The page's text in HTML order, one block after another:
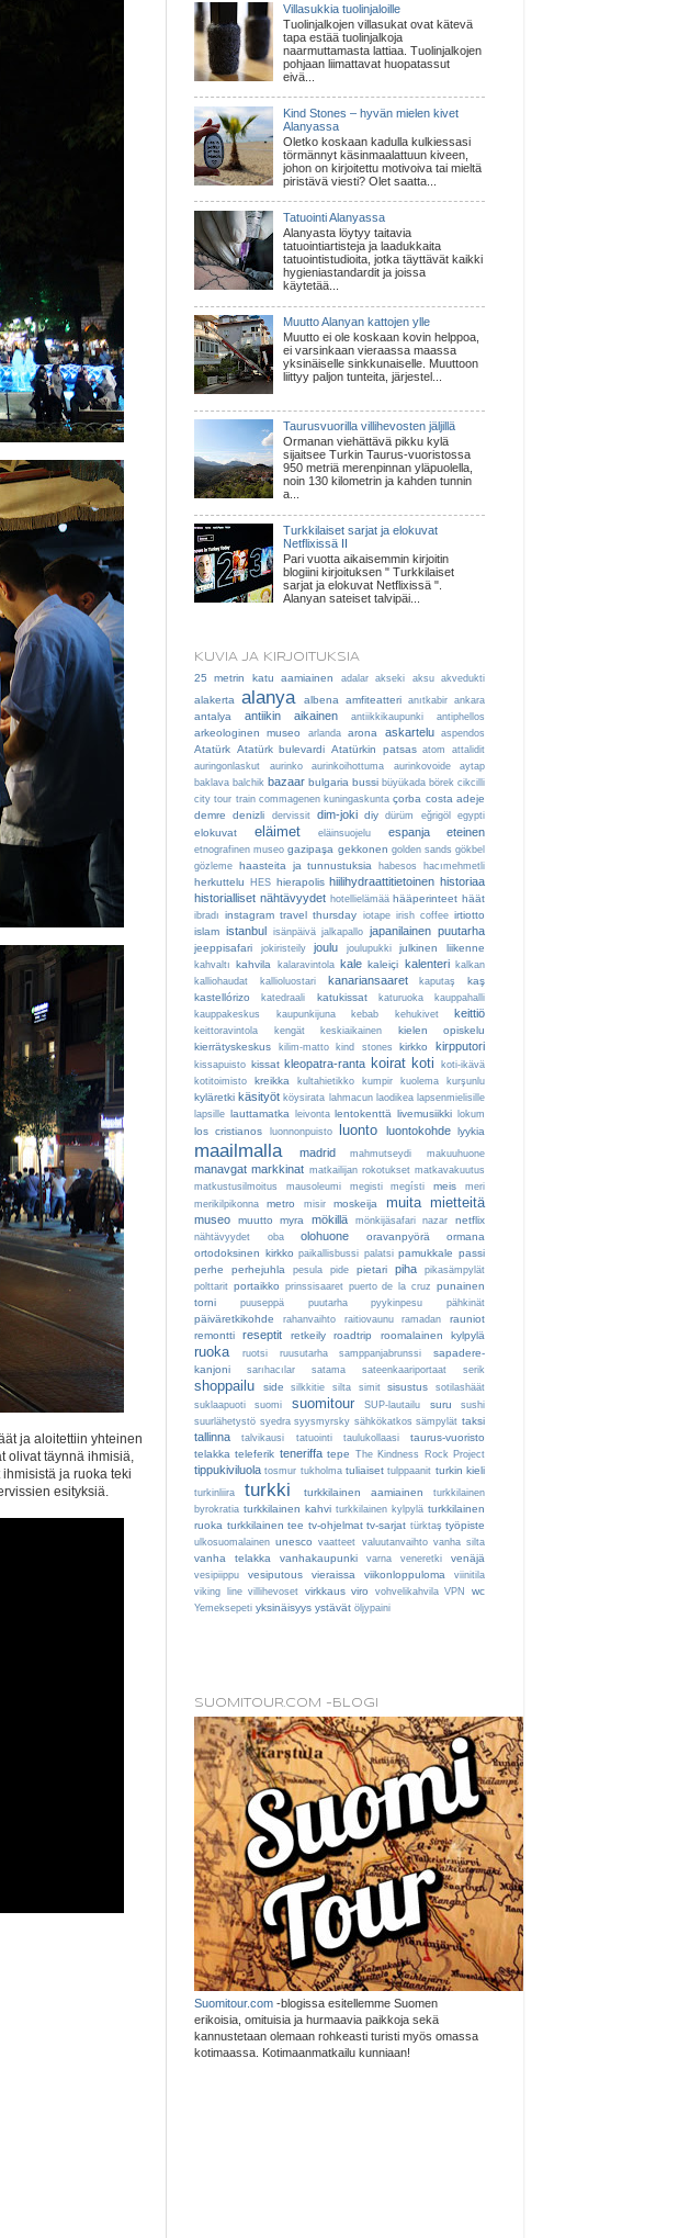
ja aloitettiin yhteinen
olivat täynnä ihmisiä,
ja ruoka teki
esityksiä.
Villasukkia tuolinjaloille
Tuolinjalkojen villasukat ovat kätevä
tapa estää tuolinjalkoja
naarmuttamasta lattiaa. Tuolinjalkojen
pohjaan liimattavat huopatassut
eivä...
Kind Stones – hyvän mielen kivet
Alanyassa
Oletko koskaan kadulla kulkiessasi
törmännyt käsinmaalattuun kiveen,
johon on kirjoitettu motivoiva tai mieltä
piristävä viesti? Olet saatta...
Tatuointi Alanyassa
Alanyasta löytyy taitavia
tatuointiartisteja ja laadukkaita
tatuointistudioita, jotka täyttävät kaikki
hygieniastandardit ja joissa
käytetää...
Muutto Alanyan kattojen ylle
Muutto ei ole koskaan kovin helppoa,
ei varsinkaan vieraassa maassa
yksinäiselle sinkkunaiselle. Muuttoon
liittyy paljon tunteita, järjestel...
Taurusvuorilla villihevosten jäljillä
Ormanan viehättävä pikku kylä
sijaitsee Turkin Taurus-vuoristossa
950 metriä merenpinnan yläpuolella,
noin 130 kilometrin ja kahden tunnin
a...
Turkkilaiset sarjat ja elokuvat
Netflixissä II
Pari vuotta aikaisemmin kirjoitin
blogiini kirjoituksen " Turkkilaiset
sarjat ja elokuvat Netflixissä ".
Alanyan sateiset talvipäi...
KUVIA JA KIRJOITUKSIA
25 metrin katu aamiainen adalar akseki aksu akvedukti
alakerta alanya albena amfiteatteri anıtkabir ankara
antalya antiikin aikainen antiikkikaupunki antiphellos
arkeologinen museo arlanda arona askartelu aspendos
Atatürk Atatürk bulevardi Atatürkin patsas atom
attalidit
auringonlaskut
aurinko aurinkoihottuma aurinkovoide
aytap
baklava balchik bazaar bulgaria bussi büyükada börek cikcilli
city tour train commagenen kuningaskunta çorba costa adeje
demre
denizli dervissit dim-joki diy dürüm eğrigöl egypti
elokuvat eläimet eläinsuojelu espanja eteinen
etnografinen museo gazipaşa gekkonen golden sands gökbel
gözleme haasteita ja tunnustuksia habesos hacımehmetli
herkuttelu HES hierapolis hiilihydraattitietoinen historiaa
historialliset nähtävyydet hotellielämää hääperinteet häät
ibradı instagram travel thursday iotape irish coffee irtiotto
islam istanbul isänpäivä jalkapallo japanilainen puutarha
jeeppisafari jokiristeily joulu joulupukki julkinen liikenne
kahvaltı kahvila kalaravintola kale kaleiçi kalenteri
kalkan
kalliohaudat
kallioluostari kanariansaaret kaputaş
kaş
kastellórizo
katedraali katukissat katuruoka
kauppahalli
kauppakeskus
kaupunkijuna kebab kehukivet keittiö
keittoravintola kengät keskiaikainen
kielen opiskelu
kierrätyskeskus
kilim-matto kind stones kirkko kirpputori
kissapuisto kissat kleopatra-ranta koirat koti
koti-ikävä
kotitoimisto
kreikka kultahietikko kumpir kuolema kurşunlu
kyläretki käsityöt köysirata lahmacun laodikea lapsenmielisille
lapsille lauttamatka leivonta lentokenttä livemusiikki lokum
los cristianos luonnonpuisto luonto luontokohde lyykia
maailmalla madrid mahmutseydi makuuhuone
manavgat markkinat matkailijan rokotukset matkavakuutus
matkustusilmoitus
mausoleumi megisti megísti meis
meri
merikilpikonna
metro misir moskeija muita mietteitä
museo muutto myra mökillä mönkijäsafari nazar netflix
nähtävyydet oba olohuone oravanpyörä
ormana
ortodoksinen kirkko paikallisbussi palatsi pamukkale passi
perhe
perhejuhla pesula pide pietari piha
pikasämpylät
polttarit portaikko prinssisaaret puerto de la cruz
punainen
torni
puuseppä puutarha pyykinpesu pähkinät
päiväretkikohde rahanvaihto raitiovaunu ramadan
rauniot
remontti
reseptit retkeily roadtrip roomalainen kylpylä
ruoka ruotsi ruusutarha samppanjabrunssi
sapadere-
kanjoni
sarıhacılar satama sateenkaariportaat serik
shoppailu side silkkitie silta simit sisustus
sotilashäät
suklaapuoti
suomi suomitour SUP-lautailu suru
sushi
suurlähetystö syedra syysmyrsky sähkökatkos sämpylät taksi
tallinna talvikausi tatuointi taulukollaasi
taurus-vuoristo
telakka teleferik teneriffa tepe The Kindness Rock Project
tippukiviluola tosmur tukholma tuliaiset tulppaanit turkin kieli
turkinliira turkki turkkilainen aamiainen
turkkilainen
byrokratia turkkilainen kahvi turkkilainen kylpylä turkkilainen
ruoka turkkilainen tee tv-ohjelmat tv-sarjat türktaş työpiste
ulkosuomalainen unesco vaatteet valuutanvaihto vanha silta
vanha telakka vanhakaupunki varna veneretki venäjä
vesipiippu vesiputous vieraissa viikonloppuloma
viinitila
viking line villihevoset virkkaus viro vohvelikahvila VPN wc
Yemeksepeti yksinäisyys ystävät öljypaini
SUOMITOUR.COM -BLOGI
Suomitour.com -blogissa esitellemme Suomen
erikoisia, omituisia ja hurmaavia paikkoja sekä
kannustetaan olemaan rohkeasti turisti myös omassa
kotimaassa. Kotimaanmatkailu kunniaan!